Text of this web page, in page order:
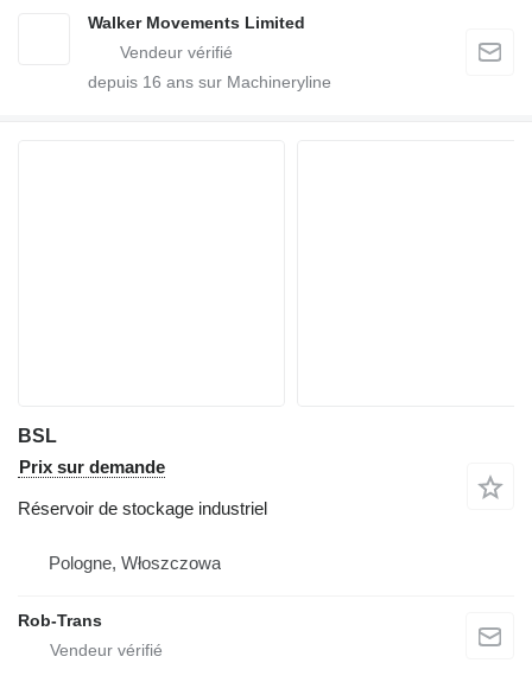
Walker Movements Limited
depuis 16 ans sur Machineryline
BSL
Prix sur demande
Réservoir de stockage industriel
Pologne, Włoszczowa
Rob-Trans